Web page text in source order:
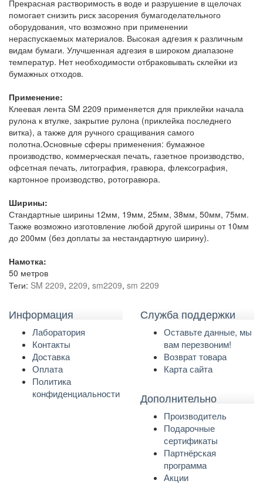
Прекрасная растворимость в воде и разрушение в щелочах
помогает снизить риск засорения бумагоделательного
оборудования, что возможно при применении
нераспускаемых материалов. Высокая адгезия к различным
видам бумаги. Улучшенная адгезия в широком диапазоне
температур. Нет необходимости отбраковывать склейки из
бумажных отходов.
Применение:
Клеевая лента SM 2209 применяется для приклейки начала
рулона к втулке, закрытие рулона (приклейка последнего
витка), а также для ручного сращивания самого
полотна.Основные сферы применения: бумажное
производство, коммерческая печать, газетное производство,
офсетная печать, литография, гравюра, флексография,
картонное производство, ротогравюра.
Ширины:
Стандартные ширины 12мм, 19мм, 25мм, 38мм, 50мм, 75мм.
Также возможно изготовление любой другой ширины от 10мм
до 200мм (без доплаты за нестандартную ширину).
Намотка:
50 метров
Теги: SM 2209, 2209, sm2209, sm 2209
Информация
Лаборатория
Контакты
Доставка
Оплата
Политика
конфиденциальности
Служба поддержки
Оставьте данные, мы
вам перезвоним!
Возврат товара
Карта сайта
Дополнительно
Производитель
Подарочные
сертификаты
Партнёрская
программа
Акции